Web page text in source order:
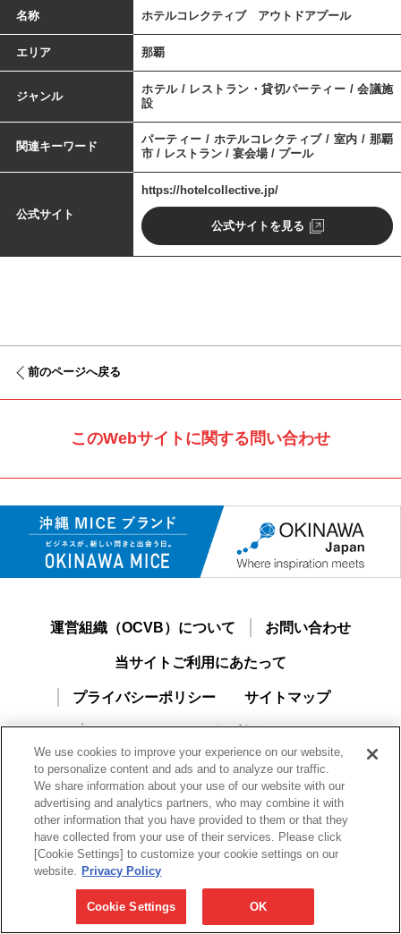
名称 ホテルコレクティブ アウトドアプール
エリア 那覇
ジャンル
ホテル / レストラン・貸切パーティー / 会議施
設
関連キーワード
パーティー / ホテルコレクティブ / 室内 / 那覇
市 / レストラン / 宴会場 / プール
公式サイト
https://hotelcollective.jp/
公式サイトを見る
前のページへ戻る
このWebサイトに関する問い合わせ
運営組織（OCVB）について お問い合わせ
当サイトご利用にあたって
プライバシーポリシー サイトマップ
おきなわMICEナビご利用ガイド
新規ユーザー登録
一般財団法人沖縄観光コンベンションビューロー
We use cookies to improve your experience on our website,
to personalize content and ads and to analyze our traffic.
We share information about your use of our website with our
advertising and analytics partners, who may combine it with
other information that you have provided to them or that they
have collected from your use of their services. Please click
[Cookie Settings] to customize your cookie settings on our
website. Privacy Policy
Cookie Settings OK